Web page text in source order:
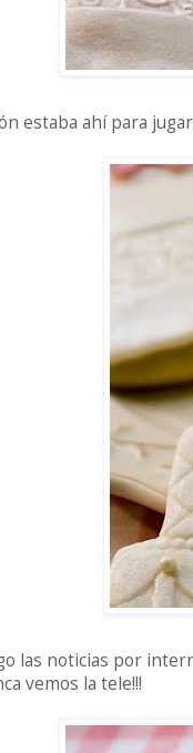
estaba ahí para
las noticias por
vemos la tele!!!